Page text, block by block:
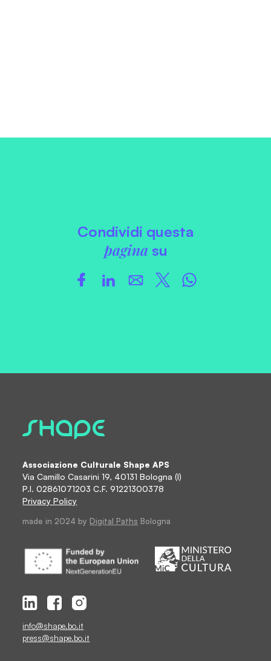
Condividi questa
paginasu
Associazione Culturale Shape APS
Via Camillo Casarini 19, 40131 Bologna (I)
P.I. 02861071203 C.F. 91221300378
Privacy Policy
made in 2024 by Digital Paths Bologna
info@shape.bo.it
press@shape.bo.it